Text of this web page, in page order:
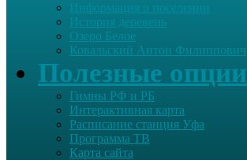
Информация о поселении
История деревень
Озеро Белое
Ковальский Антон Филиппович
Полезные опции
Гимны РФ и РБ
Интерактивная карта
Расписание станция Уфа
Программа ТВ
Карта сайта